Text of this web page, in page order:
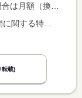
間額を表示しています。
転載)